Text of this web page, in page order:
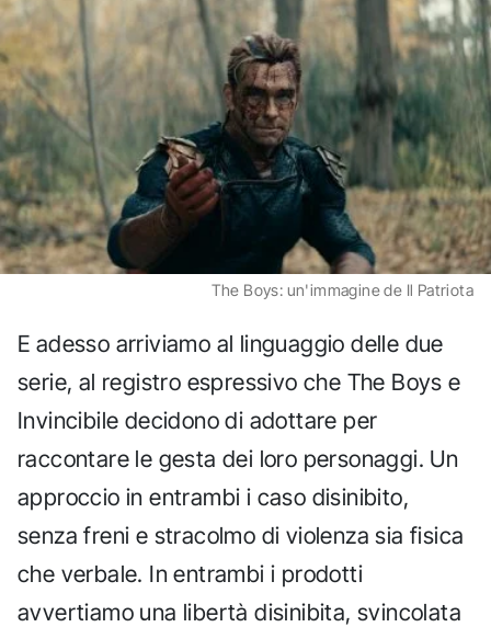
The Boys: un'immagine de Il Patriota
E adesso arriviamo al linguaggio delle due
serie, al registro espressivo che The Boys e
Invincibile decidono di adottare per
raccontare le gesta dei loro personaggi. Un
approccio in entrambi i caso disinibito,
senza freni e stracolmo di violenza sia fisica
che verbale. In entrambi i prodotti
avvertiamo una libertà disinibita, svincolata